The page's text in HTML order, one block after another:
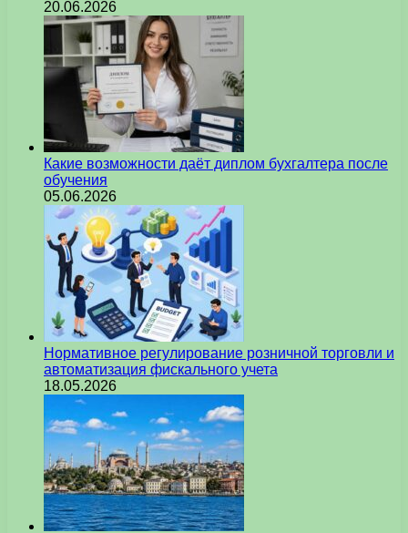
20.06.2026
Какие возможности даёт диплом бухгалтера после
обучения
05.06.2026
Нормативное регулирование розничной торговли и
автоматизация фискального учета
18.05.2026